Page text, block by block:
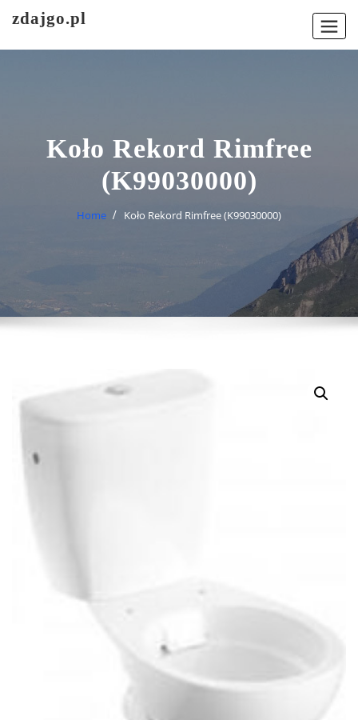
zdajgo.pl
Koło Rekord Rimfree
(K99030000)
Home Koło Rekord Rimfree (K99030000)